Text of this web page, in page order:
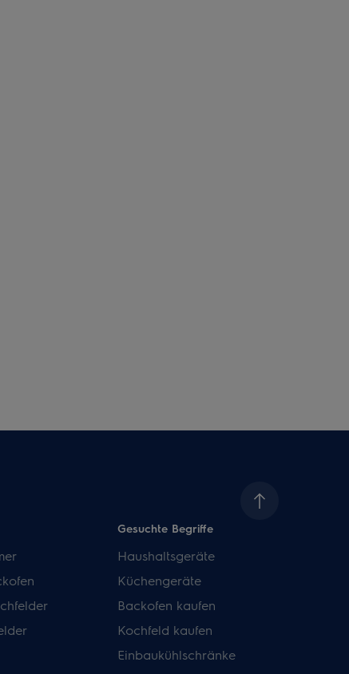
Gesuchte Begriffe
Haushaltsgeräte
Küchengeräte
Backofen kaufen
Kochfeld kaufen
Einbaukühlschränke